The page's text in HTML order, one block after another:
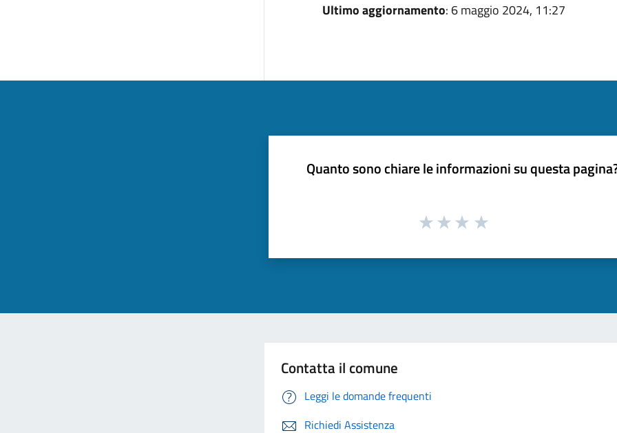
Ultimo aggiornamento: 6 maggio 2024, 11:27
Quanto sono chiare le informazioni su questa
Contatta il comune
Leggi le domande frequenti
Richiedi Assistenza